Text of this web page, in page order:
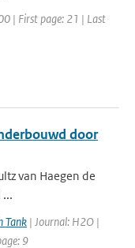
| First page: 21 | Last
door
van Haegen de
Tank | Journal: H2O |
9